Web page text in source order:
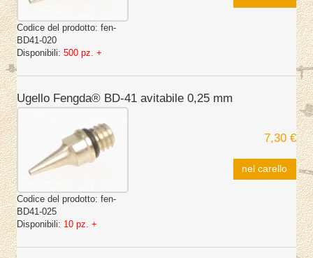
Codice del prodotto: fen-
BD41-020
Disponibili: 500 pz. +
Ugello Fengda® BD-41 avitabile 0,25 mm
Codice del prodotto: fen-
BD41-025
Disponibili: 10 pz. +
7,30 €
nel carello